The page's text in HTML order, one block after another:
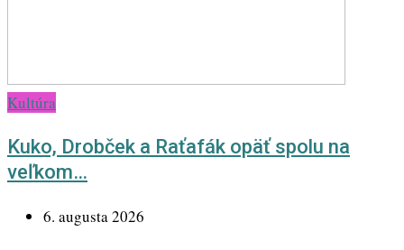
Kultúra
Kuko, Drobček a Raťafák opäť spolu na
veľkom…
6. augusta 2026